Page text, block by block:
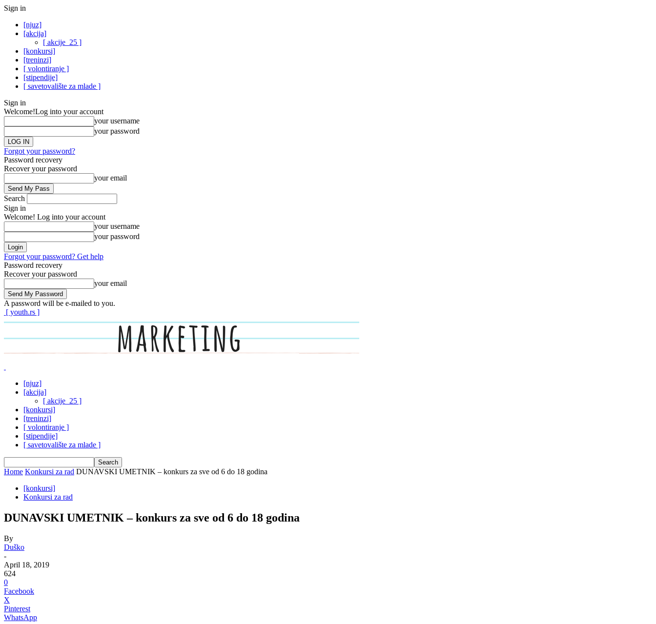
Sign in
[njuz]
[akcija]
[ akcije_25 ]
[konkursi]
[treninzi]
[ volontiranje ]
[stipendije]
[ savetovalište za mlade ]
Sign in
Welcome!Log into your account
your username
your password
Forgot your password?
Password recovery
Recover your password
your email
Search
Sign in
Welcome! Log into your account
your username
your password
Forgot your password? Get help
Password recovery
Recover your password
your email
A password will be e-mailed to you.
[ youth.rs ]
[njuz]
[akcija]
[ akcije_25 ]
[konkursi]
[treninzi]
[ volontiranje ]
[stipendije]
[ savetovalište za mlade ]
Home Konkursi za rad DUNAVSKI UMETNIK – konkurs za sve od 6 do 18 godina
[konkursi]
Konkursi za rad
DUNAVSKI UMETNIK – konkurs za sve od 6 do 18 godina
By
Duško
-
April 18, 2019
624
0
Facebook
X
Pinterest
WhatsApp